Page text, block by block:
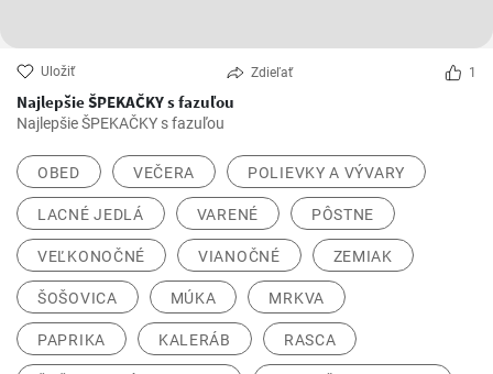
Uložiť Zdieľať 1
Najlepšie ŠPEKAČKY s fazuľou
Najlepšie ŠPEKAČKY s fazuľou
OBED VEČERA POLIEVKY A VÝVARY
LACNÉ JEDLÁ VARENÉ PÔSTNE
VEĽKONOČNÉ VIANOČNÉ ZEMIAK
ŠOŠOVICA MÚKA MRKVA
PAPRIKA KALERÁB RASCA